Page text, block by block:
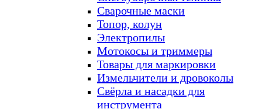
Сварочные маски
Топор, колун
Электропилы
Мотокосы и триммеры
Товары для маркировки
Измельчители и дровоколы
Свёрла и насадки для
инструмента